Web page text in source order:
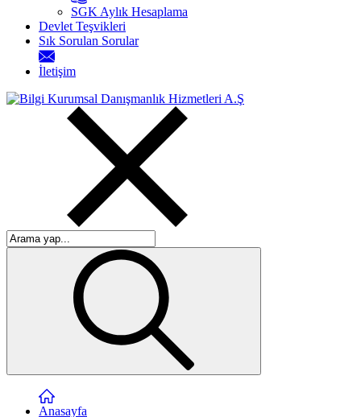
SGK Aylık Hesaplama
Devlet Teşvikleri
Sık Sorulan Sorular
İletişim
Anasayfa